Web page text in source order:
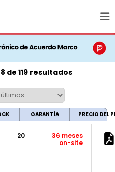
de 119 resultados
GARANTÍA PRECIO DEL
20
36 meses
on-site